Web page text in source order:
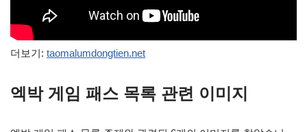
더보기: taomalumdongtien.net
엑박 게임 패스 목록 관련 이미지